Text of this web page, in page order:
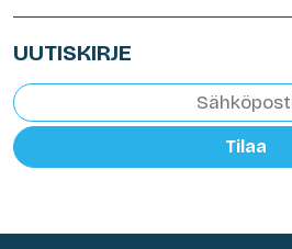
UUTISKIRJE
Tilaa